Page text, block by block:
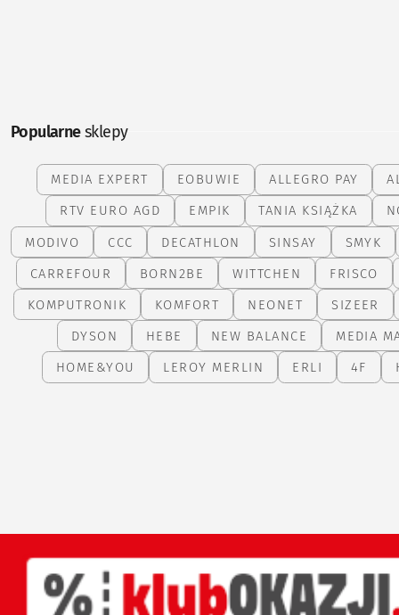
Popularnesklepy
MEDIA EXPERT EOBUWIE ALLEGRO PAY
RTV EURO AGD
EMPIK TANIA KSIĄŻKA
MODIVO
CCC DECATHLON SINSAY
SMYK
CARREFOUR
BORN2BE WITTCHEN
FRISCO
KOMPUTRONIK
KOMFORT NEONET
SIZEER
DYSON
HEBE NEW BALANCE
MEDIA
HOME&YOU
LEROY MERLIN ERLI 4F